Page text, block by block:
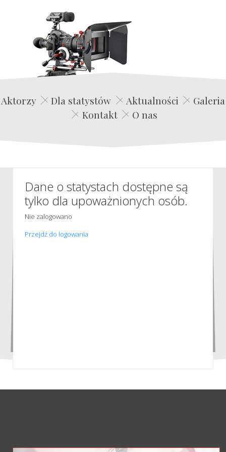
Edwin Film Agencja Aktorska
Aktorzy Dla statystów Aktualności
Galeria
Kontakt
O nas
Dane o statystach dostępne są
tylko dla upoważnionych osób.
Nie zalogowano
Przejdź do logowania